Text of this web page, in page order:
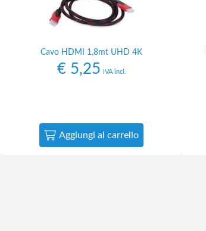
Cavo HDMI 1,8mt UHD 4K
€5,25 IVA incl.
Aggiungi al carrello